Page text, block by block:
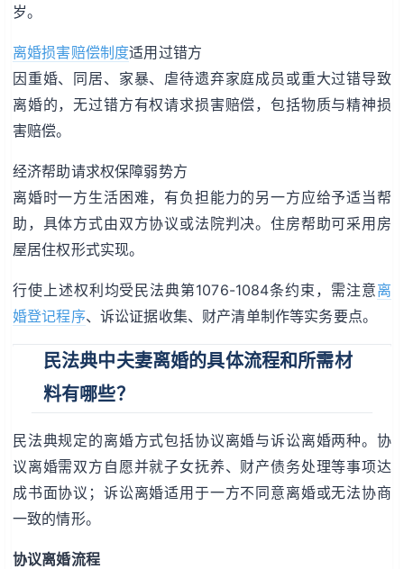
岁。
离婚损害赔偿制度适用过错方
因重婚、同居、家暴、虐待遗弃家庭成员或重大过错导致
离婚的，无过错方有权请求损害赔偿，包括物质与精神损
害赔偿。
经济帮助请求权保障弱势方
离婚时一方生活困难，有负担能力的另一方应给予适当帮
助，具体方式由双方协议或法院判决。住房帮助可采用房
屋居住权形式实现。
行使上述权利均受民法典第1076-1084条约束，需注意离
婚登记程序、诉讼证据收集、财产清单制作等实务要点。
民法典中夫妻离婚的具体流程和所需材
料有哪些？
民法典规定的离婚方式包括协议离婚与诉讼离婚两种。协
议离婚需双方自愿并就子女抚养、财产债务处理等事项达
成书面协议；诉讼离婚适用于一方不同意离婚或无法协商
一致的情形。
协议离婚流程